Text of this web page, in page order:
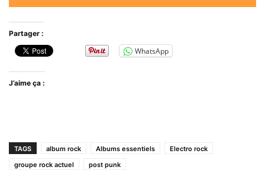
Partager :
WhatsApp
J’aime ça :
TAGS album rock Albums essentiels
Electro rock
groupe rock actuel
post punk